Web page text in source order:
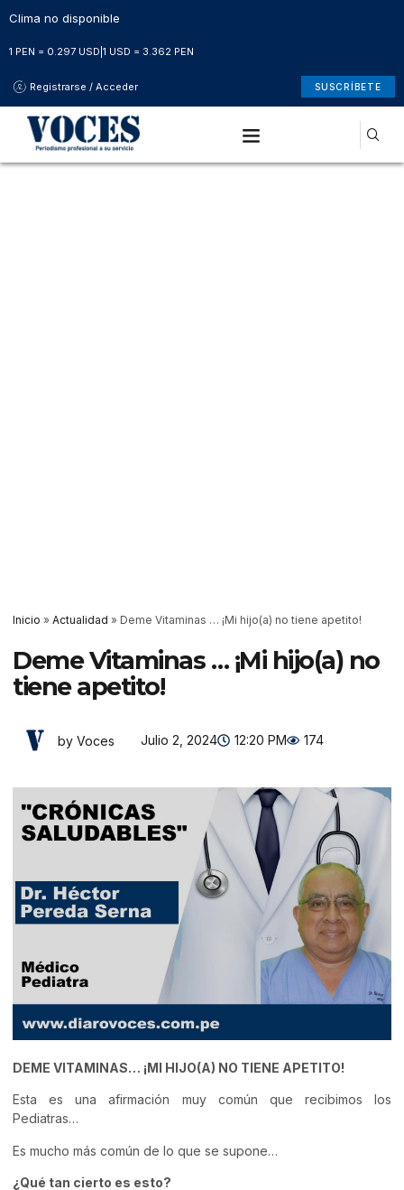
Clima no disponible
1 PEN = 0.297 USD 1 USD = 3.362 PEN
Registrarse / Acceder SUSCRÍBETE
Inicio » Actualidad » Deme Vitaminas … ¡Mi hijo(a) no tiene apetito!
Deme Vitaminas … ¡Mi hijo(a) no
tiene apetito!
by Voces Julio 2, 2024 12:20 PM 174
DEME VITAMINAS… ¡MI HIJO(A) NO TIENE APETITO!
Esta es una afirmación muy común que recibimos los
Pediatras…
Es mucho más común de lo que se supone…
¿Qué tan cierto es esto?